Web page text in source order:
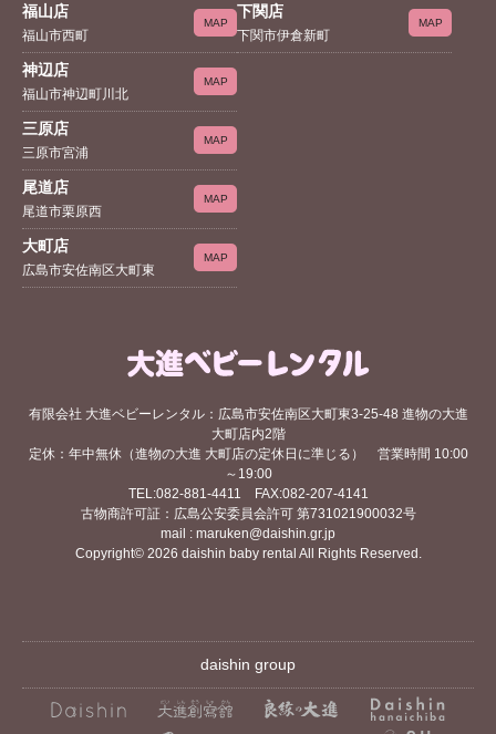
福山店
福山市西町
MAP
神辺店
福山市神辺町川北
MAP
三原店
三原市宮浦
MAP
尾道店
尾道市栗原西
MAP
大町店
広島市安佐南区大町東
MAP
下関店
下関市伊倉新町
MAP
有限会社 大進ベビーレンタル：広島市安佐南区大町東3-25-48 進物の大進
大町店内2階
定休：年中無休（進物の大進 大町店の定休日に準じる） 営業時間 10:00
～19:00
TEL:082-881-4411 FAX:082-207-4141
古物商許可証：広島公安委員会許可 第731021900032号
mail : maruken@daishin.gr.jp
Copyright© 2026 daishin baby rental All Rights Reserved.
daishin group